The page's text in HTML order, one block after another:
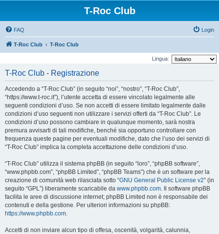
T-Roc Club
FAQ Login
T-Roc Club T-Roc Club
Lingua:
T-Roc Club - Registrazione
Accedendo a “T-Roc Club” (in seguito “noi”, “nostro”, “T-Roc Club”,
“https://www.t-roc.it”), l’utente accetta di essere vincolato legalmente alle
seguenti condizioni d’uso. Se non accetti di essere limitato legalmente dalle
condizioni d’uso seguenti non utilizzare i servizi offerti da “T-Roc Club”. Le
condizioni d’uso possono cambiare in qualunque momento, sarà nostra
premura avvisarti di tali modifiche, benché sia opportuno controllare con
frequenza queste pagine per eventuali modifiche, dato che l’uso dei servizi di
“T-Roc Club” implica la completa accettazione delle condizioni d’uso.
“T-Roc Club” utilizza il sistema phpBB (in seguito “loro”, “phpBB software”,
“www.phpbb.com”, “phpBB Limited”, “phpBB Teams”) che è un software per la
creazione di comunità web rilasciata sotto “GNU General Public License v2” (in
seguito “GPL”) liberamente scaricabile da www.phpbb.com. Il software phpBB
facilita le aree di discussione internet; phpBB Limited non è responsabile dei
contenuti e della gestione. Per ulteriori informazioni su phpBB:
https://www.phpbb.com.
Accetti di non inviare alcun tipo di offesa, oscenità, volgarità, calunnia,